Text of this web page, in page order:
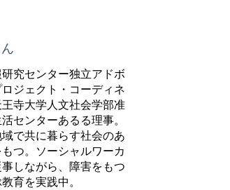
究センター独立アドボ
ジェクト・コーディネ
寺大学人文社会学部准
センターあるる理事。
で共に暮らす社会のあ
つ。ソーシャルワーカ
しながら、障害をもつ
育を実践中。